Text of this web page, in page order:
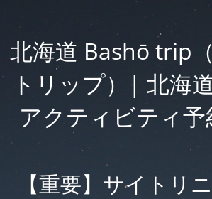
北海道 Bashō trip
トリップ）| 北海
アクティビティ
【重要】サイトリ